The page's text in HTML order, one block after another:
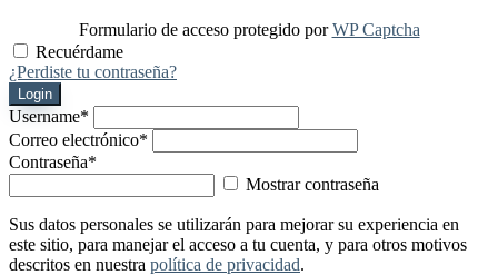
Formulario de acceso protegido porWP Captcha
Recuérdame
¿Perdiste tu contraseña?
Login
Username*
Correo electrónico*
Contraseña*
Mostrar contraseña
Sus datos personales se utilizarán para mejorar su experiencia en
este sitio, para manejar el acceso a tu cuenta, y para otros motivos
descritos en nuestra política de privacidad.